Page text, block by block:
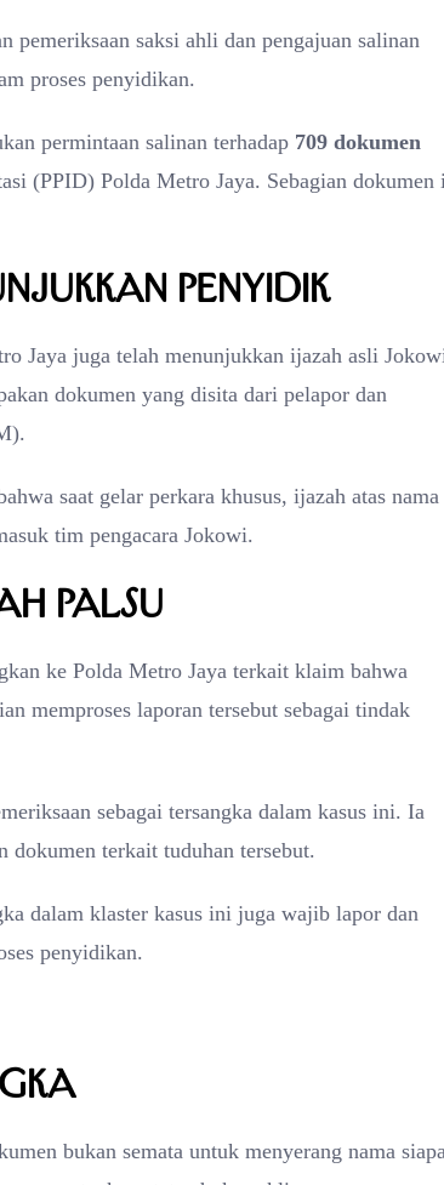
pemeriksaan saksi ahli dan pengajuan salinan
proses penyidikan.
permintaan salinan terhadap 709 dokumen
(PPID) Polda Metro Jaya. Sebagian dokumen
Penyidik
Jaya juga telah menunjukkan ijazah asli
dokumen yang disita dari pelapor dan
saat gelar perkara khusus, ijazah atas nama
tim pengacara Jokowi.
Palsu
ke Polda Metro Jaya terkait klaim bahwa
memproses laporan tersebut sebagai tindak
sebagai tersangka dalam kasus ini. Ia
dokumen terkait tuduhan tersebut.
dalam klaster kasus ini juga wajib lapor dan
penyidikan.
bukan semata untuk menyerang nama